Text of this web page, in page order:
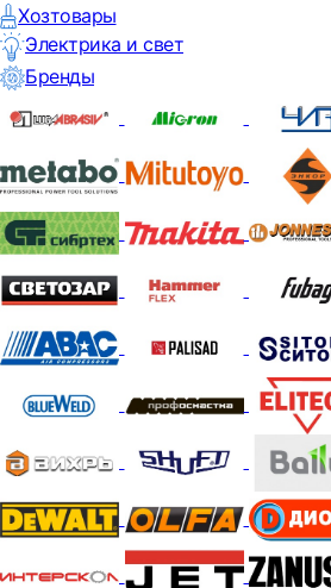
Хозтовары
Электрика и свет
Бренды